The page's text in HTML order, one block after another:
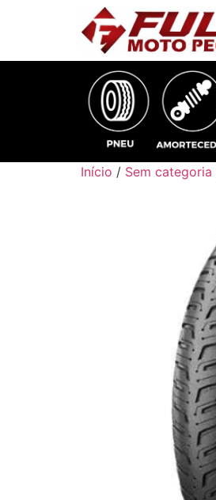
Início / Sem categoria